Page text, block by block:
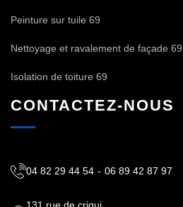
Peinture sur tuile 69
Nettoyage et ravalement de façade 69
Isolation de toiture 69
CONTACTEZ-NOUS
04 82 29 44 54 - 06 89 42 87 97
131 rue de criqui